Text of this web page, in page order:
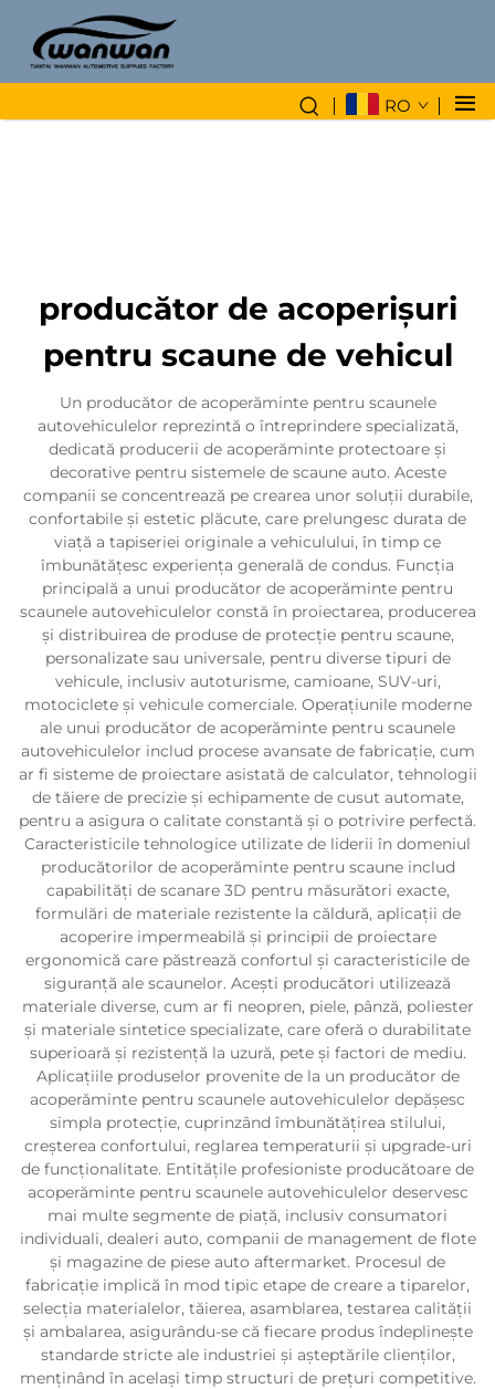
RO
producător de acoperișuri
pentru scaune de vehicul
Un producător de acoperăminte pentru scaunele
autovehiculelor reprezintă o întreprindere specializată,
dedicată producerii de acoperăminte protectoare și
decorative pentru sistemele de scaune auto. Aceste
companii se concentrează pe crearea unor soluții durabile,
confortabile și estetic plăcute, care prelungesc durata de
viață a tapiseriei originale a vehiculului, în timp ce
îmbunătățesc experiența generală de condus. Funcția
principală a unui producător de acoperăminte pentru
scaunele autovehiculelor constă în proiectarea, producerea
și distribuirea de produse de protecție pentru scaune,
personalizate sau universale, pentru diverse tipuri de
vehicule, inclusiv autoturisme, camioane, SUV-uri,
motociclete și vehicule comerciale. Operațiunile moderne
ale unui producător de acoperăminte pentru scaunele
autovehiculelor includ procese avansate de fabricație, cum
ar fi sisteme de proiectare asistată de calculator, tehnologii
de tăiere de precizie și echipamente de cusut automate,
pentru a asigura o calitate constantă și o potrivire perfectă.
Caracteristicile tehnologice utilizate de liderii în domeniul
producătorilor de acoperăminte pentru scaune includ
capabilități de scanare 3D pentru măsurători exacte,
formulări de materiale rezistente la căldură, aplicații de
acoperire impermeabilă și principii de proiectare
ergonomică care păstrează confortul și caracteristicile de
siguranță ale scaunelor. Acești producători utilizează
materiale diverse, cum ar fi neopren, piele, pânză, poliester
și materiale sintetice specializate, care oferă o durabilitate
superioară și rezistență la uzură, pete și factori de mediu.
Aplicațiile produselor provenite de la un producător de
acoperăminte pentru scaunele autovehiculelor depășesc
simpla protecție, cuprinzând îmbunătățirea stilului,
creșterea confortului, reglarea temperaturii și upgrade-uri
de funcționalitate. Entitățile profesioniste producătoare de
acoperăminte pentru scaunele autovehiculelor deservesc
mai multe segmente de piață, inclusiv consumatori
individuali, dealeri auto, companii de management de flote
și magazine de piese auto aftermarket. Procesul de
fabricație implică în mod tipic etape de creare a tiparelor,
selecția materialelor, tăierea, asamblarea, testarea calității
și ambalarea, asigurându-se că fiecare produs îndeplinește
standarde stricte ale industriei și așteptările clienților,
menținând în același timp structuri de prețuri competitive.